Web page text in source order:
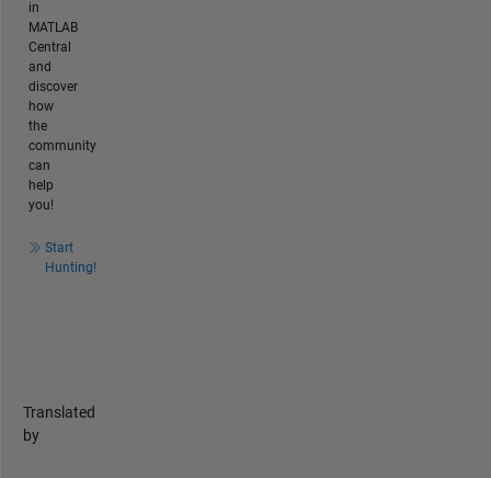
in
MATLAB
Central
and
discover
how
the
community
can
help
you!
Start
Hunting!
Translated
by